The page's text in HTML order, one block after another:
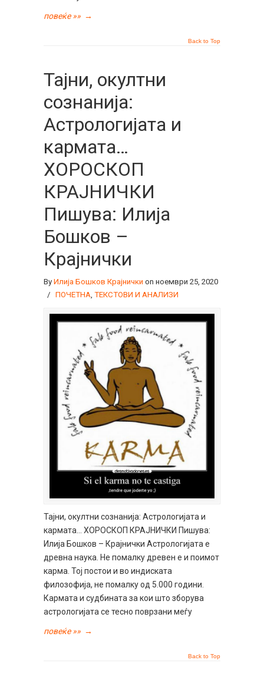
повеќе »» →
Back to Top
Тајни, окултни
сознанија:
Астрологијата и
кармата…
ХОРОСКОП
КРАЈНИЧКИ
Пишува: Илија
Бошков –
Крајнички
By Илија Бошков Крајнички on ноември 25, 2020
/ ПОЧЕТНА ТЕКСТОВИ И АНАЛИЗИ
Тајни, окултни сознанија: Астрологијата и
кармата… ХОРОСКОП КРАЈНИЧКИ Пишува:
Илија Бошков – Крајнички Астрологијата е
древна наука. Не помалку древен е и поимот
карма. Тој постои и во индиската
филозофија, не помалку од 5.000 години.
Кармата и судбината за кои што зборува
астрологијата се тесно поврзани меѓу
повеќе »» →
Back to Top